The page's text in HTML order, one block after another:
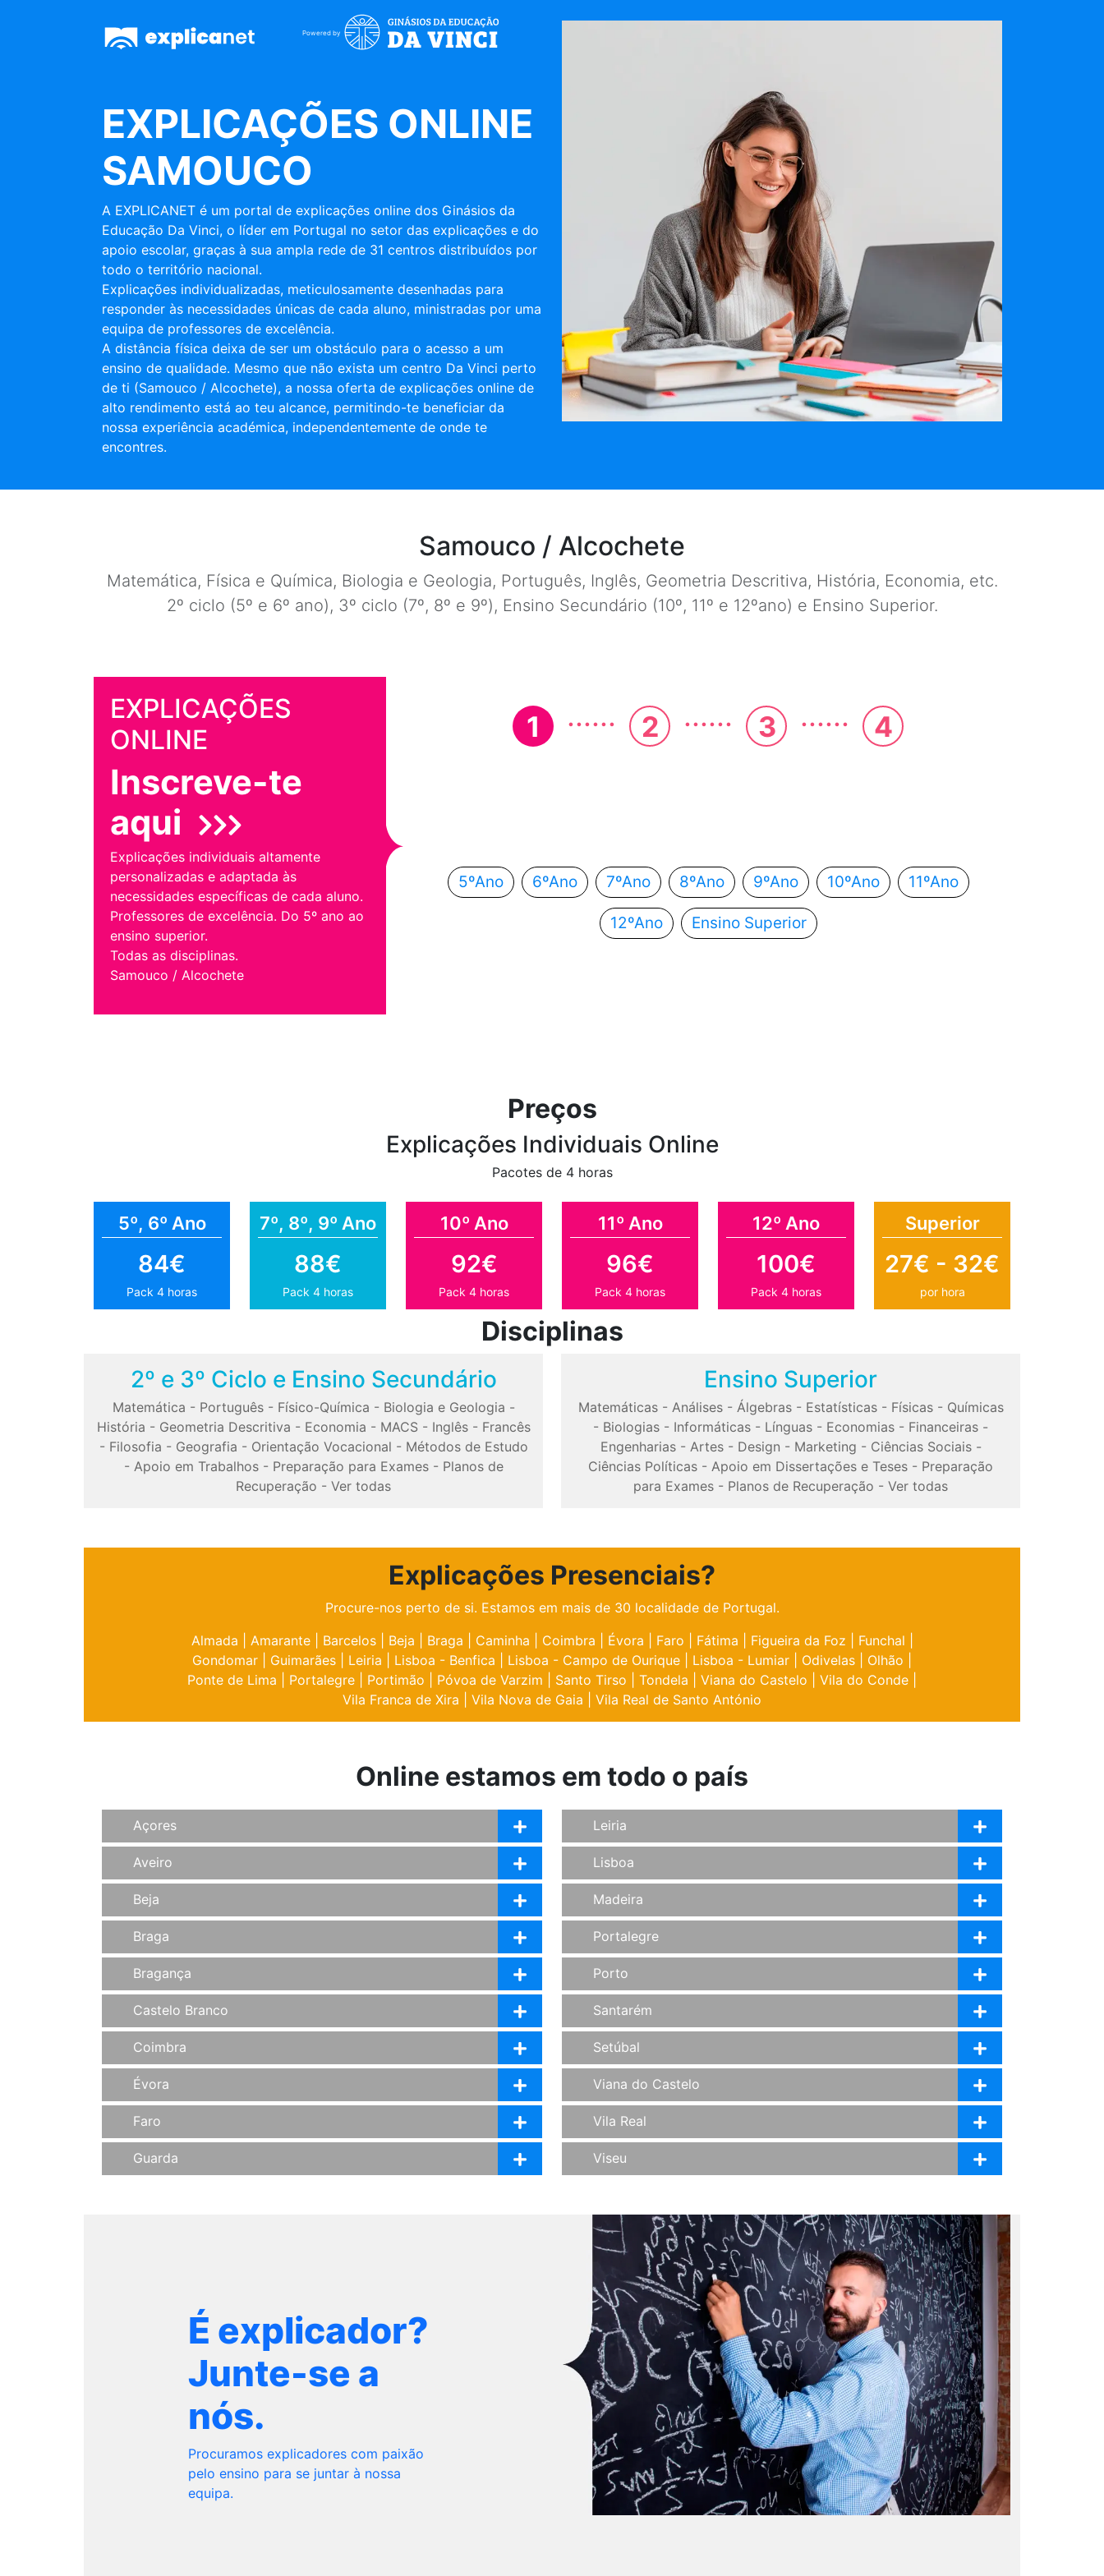
Powered by
EXPLICAÇÕES ONLINE
SAMOUCO
A EXPLICANET é um portal de explicações online dos Ginásios da
Educação Da Vinci, o líder em Portugal no setor das explicações e do
apoio escolar, graças à sua ampla rede de 31 centros distribuídos por
todo o território nacional.
Explicações individualizadas, meticulosamente desenhadas para
responder às necessidades únicas de cada aluno, ministradas por uma
equipa de professores de excelência.
A distância física deixa de ser um obstáculo para o acesso a um
ensino de qualidade. Mesmo que não exista um centro Da Vinci perto
de ti (Samouco / Alcochete), a nossa oferta de explicações online de
alto rendimento está ao teu alcance, permitindo-te beneficiar da
nossa experiência académica, independentemente de onde te
encontres.
Samouco / Alcochete
Matemática, Física e Química, Biologia e Geologia, Português, Inglês, Geometria Descritiva, História, Economia, etc.
2º ciclo (5º e 6º ano), 3º ciclo (7º, 8º e 9º), Ensino Secundário (10º, 11º e 12ºano) e Ensino Superior.
EXPLICAÇÕES
ONLINE
Inscreve-te
aqui
Explicações individuais altamente
personalizadas e adaptada às
necessidades específicas de cada aluno.
Professores de excelência. Do 5º ano ao
ensino superior.
Todas as disciplinas.
Samouco / Alcochete
1 ...... 2 ...... 3 ...... 4
5ºAno 6ºAno 7ºAno 8ºAno 9ºAno 10ºAno 11ºAno
12ºAno Ensino Superior
Preços
Explicações Individuais Online
Pacotes de 4 horas
5º, 6º Ano
84€
Pack 4 horas
7º, 8º, 9º Ano
88€
Pack 4 horas
10º Ano
92€
Pack 4 horas
11º Ano
96€
Pack 4 horas
12º Ano
100€
Pack 4 horas
Superior
27€ - 32€
por hora
Disciplinas
2º e 3º Ciclo e Ensino Secundário
Matemática - Português- Físico-Química - Biologia e Geologia -
História - Geometria Descritiva - Economia - MACS- Inglês- Francês
- Filosofia - Geografia - Orientação Vocacional - Métodos de Estudo
- Apoio em Trabalhos- Preparação para Exames- Planos de
Recuperação - Ver todas
Ensino Superior
Matemáticas- Análises- Álgebras- Estatísticas- Físicas- Químicas
- Biologias - Informáticas - Línguas - Economias - Financeiras -
Engenharias- Artes- Design - Marketing - Ciências Sociais-
Ciências Políticas - Apoio em Dissertações e Teses - Preparação
para Exames - Planos de Recuperação - Ver todas
Explicações Presenciais?
Procure-nos perto de si. Estamos em mais de 30 localidade de Portugal.
Almada
Amarante Barcelos Beja Braga Caminha Coimbra Évora Faro Fátima Figueira da Foz Funchal
Gondomar
Guimarães Leiria Lisboa - Benfica Lisboa - Campo de Ourique Lisboa - Lumiar Odivelas Olhão
Ponte de Lima
Portalegre Portimão Póvoa de Varzim Santo Tirso Tondela Viana do Castelo Vila do Conde
Vila Franca de Xira
Vila Nova de Gaia Vila Real de Santo António
Online estamos em todo o país
Açores
Aveiro
Beja
Braga
Bragança
Castelo Branco
Coimbra
Évora
Faro
Guarda
Leiria
Lisboa
Madeira
Portalegre
Porto
Santarém
Setúbal
Viana do Castelo
Vila Real
Viseu
É explicador?
Junte-se a
nós.
Procuramos explicadores com paixão
pelo ensino para se juntar à nossa
equipa.